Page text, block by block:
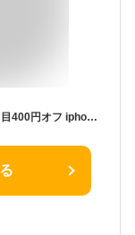
P6倍 1位12冠【高レビュー2本セット】2セット目400円オフ iphone 充電 ケーブル タイプc apple認証 純正 同等品 タイプcケーブル 急速 usb type-c ケーブル ライトニングケーブル iphone ケーブル 充電 コード usbケーブル タイプc アイフォンケーブル 1m 2m ipad 急速充電器